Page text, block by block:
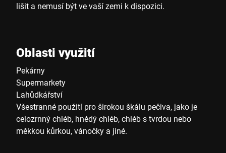
lišit a nemusí být ve vaší zemi k dispozici.
Oblasti využití
Pekárny
Supermarkety
Lahůdkářství
Všestranné použití pro širokou škálu pečiva, jako je
celozrnný chléb, hnědý chléb, chléb s tvrdou nebo
měkkou kůrkou, vánočky a jiné.